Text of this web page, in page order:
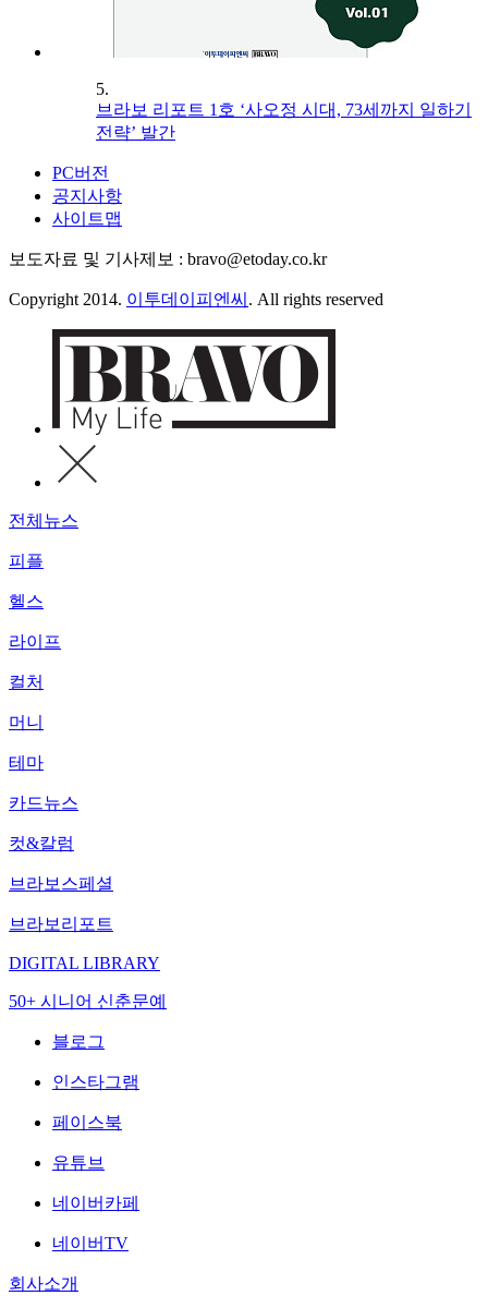
5.
브라보 리포트 1호 ‘사오정 시대, 73세까지 일하기
전략’ 발간
PC버전
공지사항
사이트맵
보도자료 및 기사제보 : bravo@etoday.co.kr
Copyright 2014. 이투데이피엔씨 . All rights reserved
전체뉴스
피플
헬스
라이프
컬처
머니
테마
카드뉴스
컷&칼럼
브라보스페셜
브라보리포트
DIGITAL LIBRARY
50+ 시니어 신춘문예
블로그
인스타그램
페이스북
유튜브
네이버카페
네이버TV
회사소개